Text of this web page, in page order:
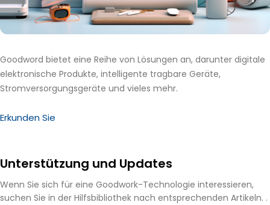
Goodword bietet eine Reihe von Lösungen an, darunter digitale
elektronische Produkte, intelligente tragbare Geräte,
Stromversorgungsgeräte und vieles mehr.
Erkunden Sie
Unterstützung und Updates
Wenn Sie sich für eine Goodwork-Technologie interessieren,
suchen Sie in der Hilfsbibliothek nach entsprechenden Artikeln. .